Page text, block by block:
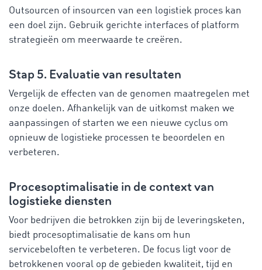
Outsourcen of insourcen van een logistiek proces kan
een doel zijn. Gebruik gerichte interfaces of platform
strategieën om meerwaarde te creëren.
Stap 5. Evaluatie van resultaten
Vergelijk de effecten van de genomen maatregelen met
onze doelen. Afhankelijk van de uitkomst maken we
aanpassingen of starten we een nieuwe cyclus om
opnieuw de logistieke processen te beoordelen en
verbeteren.
Procesoptimalisatie in de context van
logistieke diensten
Voor bedrijven die betrokken zijn bij de leveringsketen,
biedt procesoptimalisatie de kans om hun
servicebeloften te verbeteren. De focus ligt voor de
betrokkenen vooral op de gebieden kwaliteit, tijd en